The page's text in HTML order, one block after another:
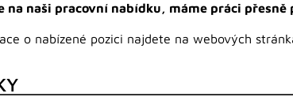
na naši pracovní nabídku, máme práci přesně
o nabízené pozici najdete na webových